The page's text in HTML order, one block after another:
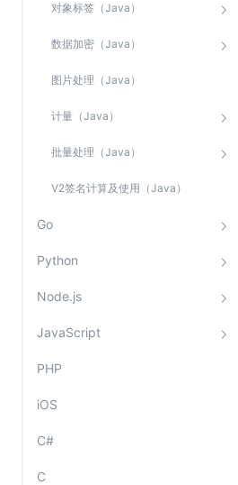
对象标签（Java）
数据加密（Java）
图片处理（Java）
计量（Java）
批量处理（Java）
V2签名计算及使用（Java）
Go
Python
Node.js
JavaScript
PHP
iOS
C#
C